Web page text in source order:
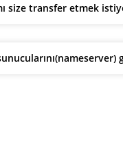
size transfer etmek